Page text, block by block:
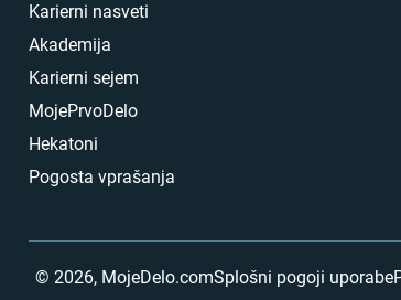
Karierni nasveti
Akademija
Karierni sejem
MojePrvoDelo
Hekatoni
Pogosta vprašanja
© 2026, MojeDelo.comSplošni pogoji uporabe